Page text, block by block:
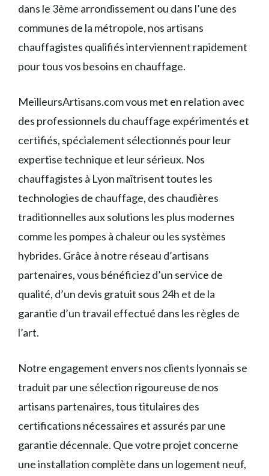
dans le 3ème arrondissement ou dans l’une des
communes de la métropole, nos artisans
chauffagistes qualifiés interviennent rapidement
pour tous vos besoins en chauffage.
MeilleursArtisans.com vous met en relation avec
des professionnels du chauffage expérimentés et
certifiés, spécialement sélectionnés pour leur
expertise technique et leur sérieux. Nos
chauffagistes à Lyon maîtrisent toutes les
technologies de chauffage, des chaudières
traditionnelles aux solutions les plus modernes
comme les pompes à chaleur ou les systèmes
hybrides. Grâce à notre réseau d’artisans
partenaires, vous bénéficiez d’un service de
qualité, d’un devis gratuit sous 24h et de la
garantie d’un travail effectué dans les règles de
l’art.
Notre engagement envers nos clients lyonnais se
traduit par une sélection rigoureuse de nos
artisans partenaires, tous titulaires des
certifications nécessaires et assurés par une
garantie décennale. Que votre projet concerne
une installation complète dans un logement neuf,